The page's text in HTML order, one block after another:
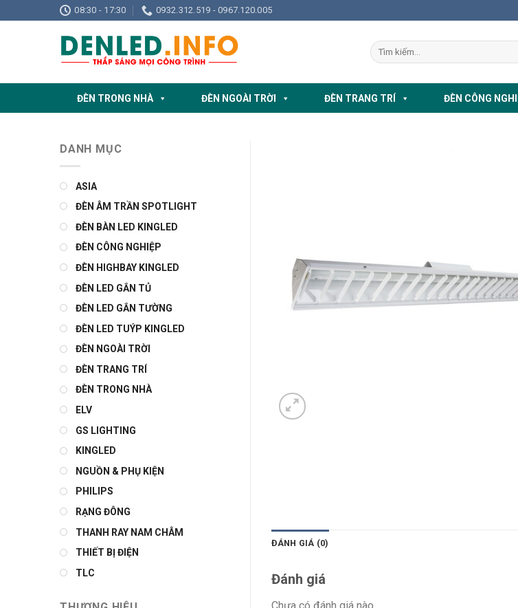
to
08:30 - 17:30 0932.312.519 - 0967.120.005
ĐÈN TRONG NHÀ ĐÈN NGOÀI TRỜI ĐÈN TRANG TRÍ ĐÈN CÔNG
ĐÁNH GIÁ (0)
Đánh giá
DANH MỤC
ASIA
ĐÈN ÂM TRẦN SPOTLIGHT
ĐÈN BÀN LED KINGLED
ĐÈN CÔNG NGHIỆP
ĐÈN HIGHBAY KINGLED
ĐÈN LED GẮN TỦ
ĐÈN LED GẮN TƯỜNG
ĐÈN LED TUÝP KINGLED
ĐÈN NGOÀI TRỜI
ĐÈN TRANG TRÍ
ĐÈN TRONG NHÀ
ELV
GS LIGHTING
KINGLED
NGUỒN & PHỤ KIỆN
PHILIPS
RẠNG ĐÔNG
THANH RAY NAM CHÂM
THIẾT BỊ ĐIỆN
TLC